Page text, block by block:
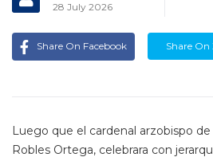
28 July 2026
Share On Facebook Share On
Luego que el cardenal arzobispo de
Robles Ortega, celebrara con